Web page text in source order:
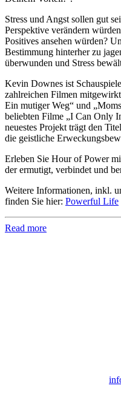
Stress und Angst sollen gut
Perspektive verändern
Positives ansehen würden?
Bestimmung hinterher zu
überwunden und Stress
Kevin Downes ist
zahlreichen Filmen
Ein mutiger Weg“ und
beliebten Filme „I Can Only
neuestes Projekt trägt den
die geistliche
Erleben Sie Hour of Power
der ermutigt, verbindet und
Weitere Informationen, inkl.
finden Sie hier: Powerful Life
Read more